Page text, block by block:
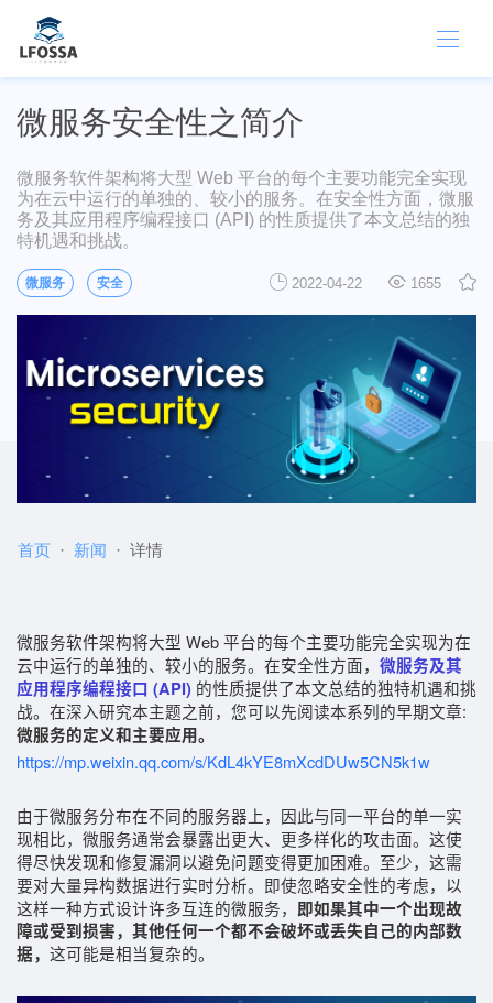
微服务安全性之简介
微服务软件架构将大型 Web 平台的每个主要功能完全实现
为在云中运行的单独的、较小的服务。在安全性方面，微服
务及其应用程序编程接口 (API) 的性质提供了本文总结的独
特机遇和挑战。
微服务 安全 2022-04-22 1655
首页 新闻 详情
微服务软件架构将大型 Web 平台的每个主要功能完全实现为在
云中运行的单独的、较小的服务。在安全性方面， 微服务及其
应用程序编程接口 (API) 的性质提供了本文总结的独特机遇和挑
战。在深入研究本主题之前，您可以先阅读本系列的早期文章:
微服务的定义和主要应用。
https://mp.weixin.qq.com/s/KdL4kYE8mXcdDUw5CN5k1w
由于微服务分布在不同的服务器上，因此与同一平台的单一实
现相比，微服务通常会暴露出更大、更多样化的攻击面。这使
得尽快发现和修复漏洞以避免问题变得更加困难。至少，这需
要对大量异构数据进行实时分析。即使忽略安全性的考虑，以
这样一种方式设计许多互连的微服务， 即如果其中一个出现故
障或受到损害，其他任何一个都不会破坏或丢失自己的内部数
据， 这可能是相当复杂的。